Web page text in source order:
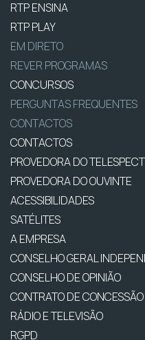
RTP ENSINA
RTP PLAY
EM DIRETO
REVER PROGRAMAS
CONCURSOS
PERGUNTAS FREQUENTES
CONTACTOS
CONTACTOS
PROVEDORA DO
PROVEDORA DO OUVINTE
ACESSIBILIDADES
SATÉLITES
A EMPRESA
CONSELHO GERAL
CONSELHO DE OPINIÃO
CONTRATO DE
RÁDIO E TELEVISÃO
RGPD